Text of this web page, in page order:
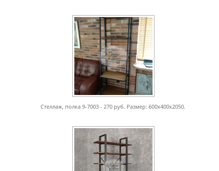
Стеллаж, полка 9-7003 - 270 руб. Размер: 600х400х2050.